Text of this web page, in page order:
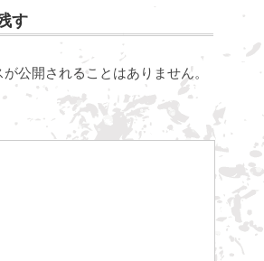
す
公開されることはありません。